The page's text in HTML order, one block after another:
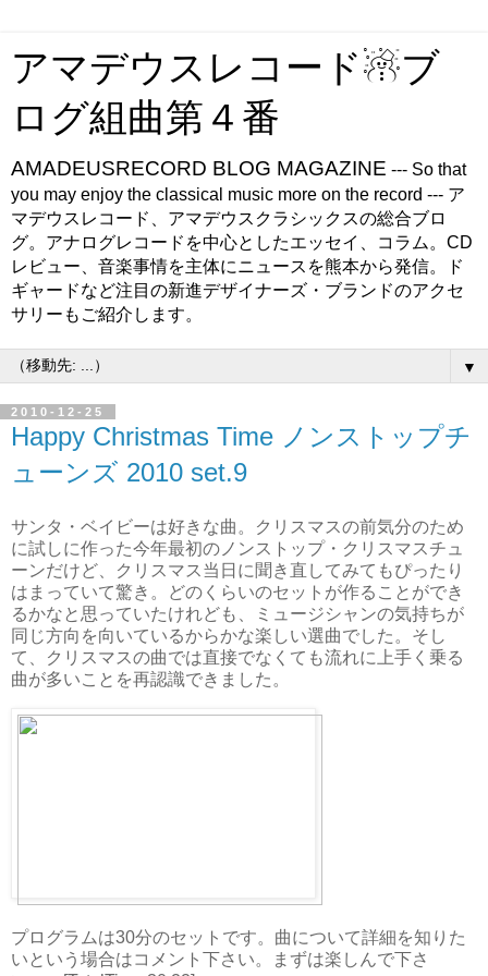
アマデウスレコード☃ブ
ログ組曲第４番
AMADEUSRECORD BLOG MAGAZINE --- So that
you may enjoy the classical music more on the record --- ア
マデウスレコード、アマデウスクラシックスの総合ブロ
グ。アナログレコードを中心としたエッセイ、コラム。CD
レビュー、音楽事情を主体にニュースを熊本から発信。ド
ギャードなど注目の新進デザイナーズ・ブランドのアクセ
サリーもご紹介します。
▼
2010-12-25
Happy Christmas Time ノンストップチ
ューンズ 2010 set.9
サンタ・ベイビーは好きな曲。クリスマスの前気分のため
に試しに作った今年最初のノンストップ・クリスマスチュ
ーンだけど、クリスマス当日に聞き直してみてもぴったり
はまっていて驚き。どのくらいのセットが作ることができ
るかなと思っていたけれども、ミュージシャンの気持ちが
同じ方向を向いているからかな楽しい選曲でした。そし
て、クリスマスの曲では直接でなくても流れに上手く乗る
曲が多いことを再認識できました。
プログラムは30分のセットです。曲について詳細を知りた
いという場合はコメント下さい。まずは楽しんで下さ